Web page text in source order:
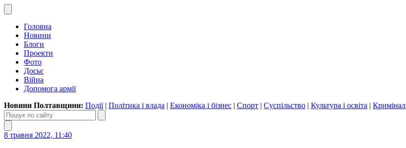
Головна
Новини
Блоги
Проекти
Фото
Досьє
Війна
Допомога армії
Новини Полтавщини: Події| Політика і влада | Економіка і бізнес | Спорт | Суспільство | Культура і освіта | Кримінал
8 травня 2022, 11:40